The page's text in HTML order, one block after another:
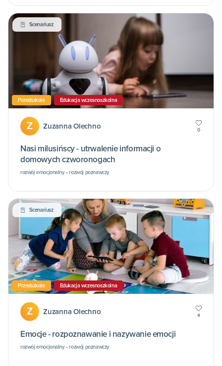
Scenariusz
Przedszkole Edukacja wczesnoszkolna
Z Zuzanna Olechno 0
Nasi milusińscy - utrwalenie informacji o
domowych czworonogach
rozwój emocjonalny • rozwój poznawczy
Scenariusz
Przedszkole Edukacja wczesnoszkolna
Z Zuzanna Olechno 4
Emocje - rozpoznawanie i nazywanie emocji
rozwój emocjonalny • rozwój poznawczy